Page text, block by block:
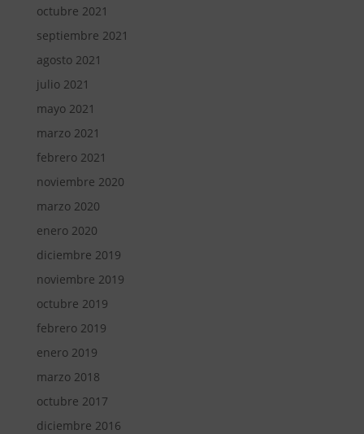
octubre 2021
septiembre 2021
agosto 2021
julio 2021
mayo 2021
marzo 2021
febrero 2021
noviembre 2020
marzo 2020
enero 2020
diciembre 2019
noviembre 2019
octubre 2019
febrero 2019
enero 2019
marzo 2018
octubre 2017
diciembre 2016